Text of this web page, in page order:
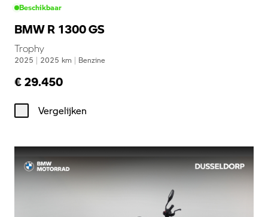
Beschikbaar
BMW R 1300 GS
Trophy
2025 | 2025 km | Benzine
€ 29.450
Vergelijken